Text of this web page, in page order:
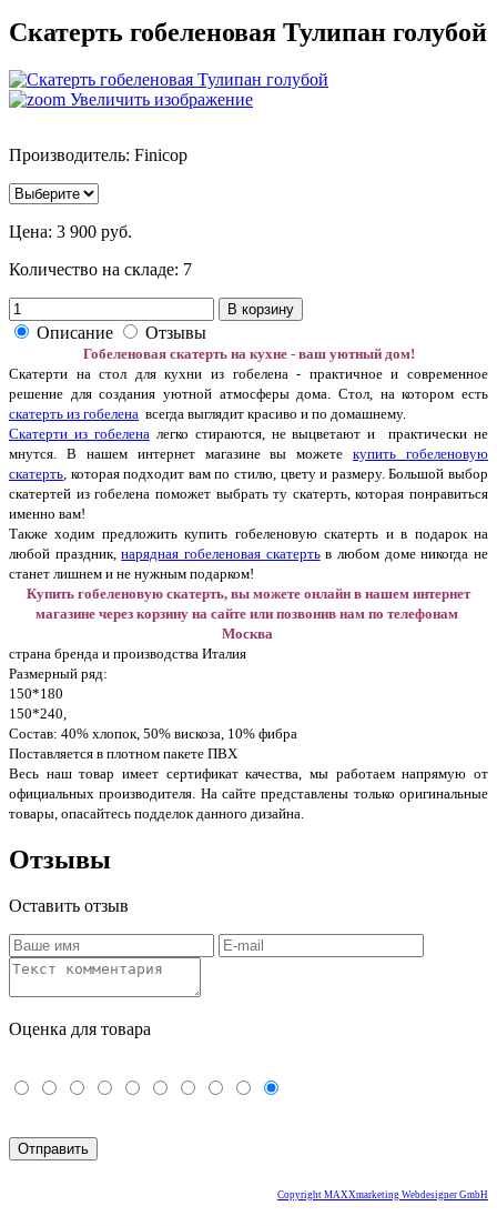
Скатерть гобеленовая Тулипан голубой
Увеличить изображение
Производитель: Finicop
Цена: 3 900 руб.
Количество на складе: 7
В корзину
Описание Отзывы
Гобеленовая скатерть на кухне - ваш уютный дом!
Скатерти на стол для кухни из гобелена - практичное и современное
решение для создания уютной атмосферы дома. Стол, на котором есть
скатерть из гобелена всегда выглядит красиво и по домашнему.
Скатерти из гобелена легко стираются, не выцветают и практически не
мнутся. В нашем интернет магазине вы можетекупить гобеленовую
скатерть , которая подходит вам по стилю, цвету и размеру. Большой выбор
скатертей из гобелена поможет выбрать ту скатерть, которая понравиться
именно вам!
Также ходим предложить купить гобеленовую скатерть и в подарок на
любой праздник,нарядная гобеленовая скатертьв любом доме никогда не
станет лишнем и не нужным подарком!
Купить гобеленовую скатерть, вы можете онлайн в нашем интернет
магазине через корзину на сайте или позвонив нам по телефонам
Москва
страна бренда и производства Италия
Размерный ряд:
150*180
150*240,
Состав: 40% хлопок, 50% вискоза, 10% фибра
Поставляется в плотном пакете ПВХ
Весь наш товар имеет сертификат качества, мы работаем напрямую от
официальных производителя. На сайте представлены только оригинальные
товары, опасайтесь подделок данного дизайна.
Отзывы
Оставить отзыв
Оценка для товара
Copyright MAXXmarketing Webdesigner GmbH